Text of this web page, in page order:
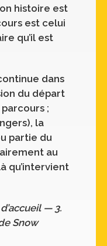
histoire est
est celui
qu’il est
dans
du départ
;
la
partie du
au
qu’intervient
— 3.
Snow